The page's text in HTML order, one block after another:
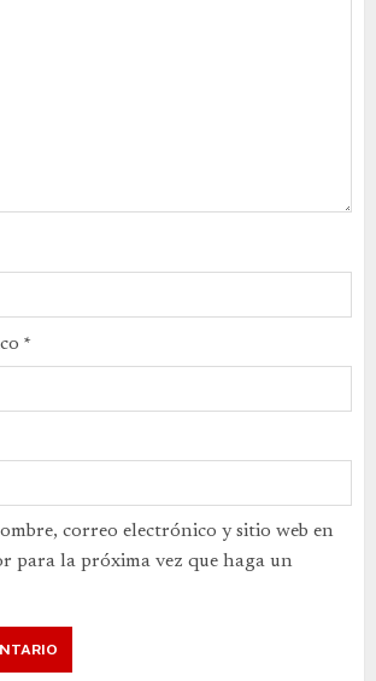
*
correo electrónico y sitio web en
para la próxima vez que haga un